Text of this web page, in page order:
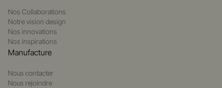
Nos Collaborations
Notre vision design
Nos innovations
Nos inspirations
Manufacture
Nous contacter
Nous rejoindre